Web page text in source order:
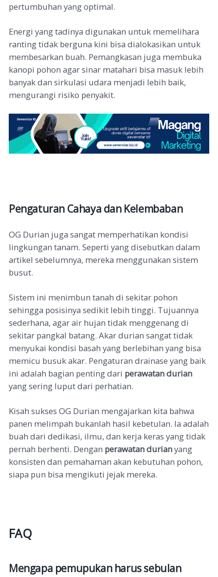
pertumbuhan yang optimal.
Energi yang tadinya digunakan untuk memelihara
ranting tidak berguna kini bisa dialokasikan untuk
membesarkan buah. Pemangkasan juga membuka
kanopi pohon agar sinar matahari bisa masuk lebih
banyak dan sirkulasi udara menjadi lebih baik,
mengurangi risiko penyakit.
Pengaturan Cahaya dan Kelembaban
OG Durian juga sangat memperhatikan kondisi
lingkungan tanam. Seperti yang disebutkan dalam
artikel sebelumnya, mereka menggunakan sistem
busut.
Sistem ini menimbun tanah di sekitar pohon
sehingga posisinya sedikit lebih tinggi. Tujuannya
sederhana, agar air hujan tidak menggenang di
sekitar pangkal batang. Akar durian sangat tidak
menyukai kondisi basah yang berlebihan yang bisa
memicu busuk akar. Pengaturan drainase yang baik
ini adalah bagian penting dari perawatan durian
yang sering luput dari perhatian.
Kisah sukses OG Durian mengajarkan kita bahwa
panen melimpah bukanlah hasil kebetulan. Ia adalah
buah dari dedikasi, ilmu, dan kerja keras yang tidak
pernah berhenti. Dengan perawatan durianyang
konsisten dan pemahaman akan kebutuhan pohon,
siapa pun bisa mengikuti jejak mereka.
FAQ
Mengapa pemupukan harus sebulan